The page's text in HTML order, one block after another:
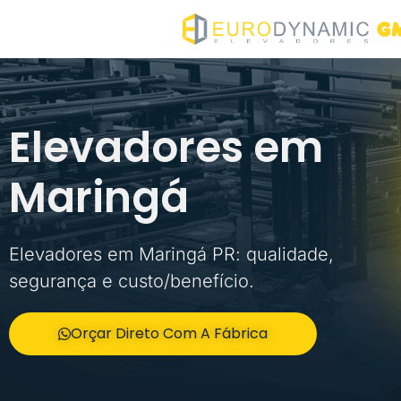
Elevadores em
Maringá
Elevadores em Maringá PR: qualidade,
segurança e custo/benefício.
Orçar Direto Com A Fábrica